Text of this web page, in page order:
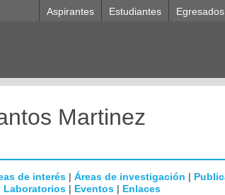
Aspirantes Estudiantes Egresados
Martinez
de interés | Áreas de investigación |
Laboratorios | Eventos | Enlaces